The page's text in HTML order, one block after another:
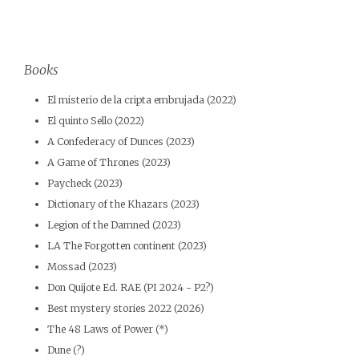
Books
El misterio de la cripta embrujada (2022)
El quinto Sello (2022)
A Confederacy of Dunces (2023)
A Game of Thrones (2023)
Paycheck (2023)
Dictionary of the Khazars (2023)
Legion of the Damned (2023)
LA The Forgotten continent (2023)
Mossad (2023)
Don Quijote Ed. RAE (PI 2024 - P2?)
Best mystery stories 2022 (2026)
The 48 Laws of Power (*)
Dune (?)